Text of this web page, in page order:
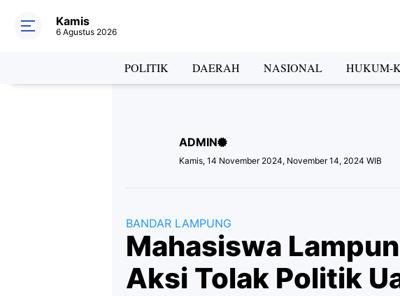
Header Social
Facebook
Kamis
6 Agustus 2026
POLITIK DAERAH NASIONAL HUKUM-
ADMIN
Kamis, 14 November 2024, November 14, 2024 WIB
BANDAR LAMPUNG
Mahasiswa
Aksi Tolak Politik